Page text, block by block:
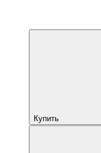
Купить